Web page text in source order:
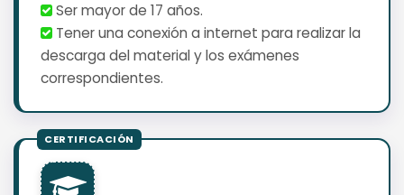
Ser mayor de 17 años.
Tener una conexión a internet para realizar la
descarga del material y los exámenes
correspondientes.